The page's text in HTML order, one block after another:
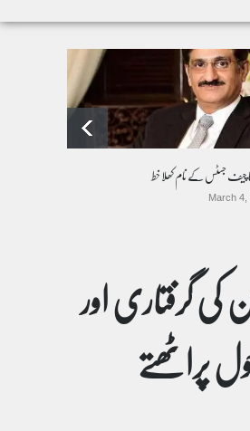
چیف جسٹس کے نام کھلا خط
March 4,
گرفتاری اور
پراٹھتے